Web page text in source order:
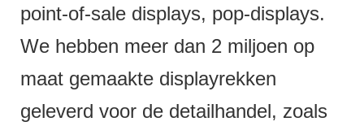
point-of-sale displays, pop-displays.
We hebben meer dan 2 miljoen op
maat gemaakte displayrekken
geleverd voor de detailhandel, zoals